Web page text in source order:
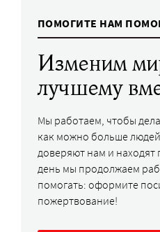
ПОМОГИТЕ НАМ
Изменим
лучшему
Мы работаем, чтобы
как можно больше
доверяют нам и
день мы продолжаем
помогать: оформите
пожертвование!